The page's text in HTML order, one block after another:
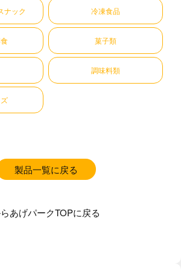
ナック 冷凍食品
菓子類
調味料類
製品一覧に戻る
あげパークTOPに戻る